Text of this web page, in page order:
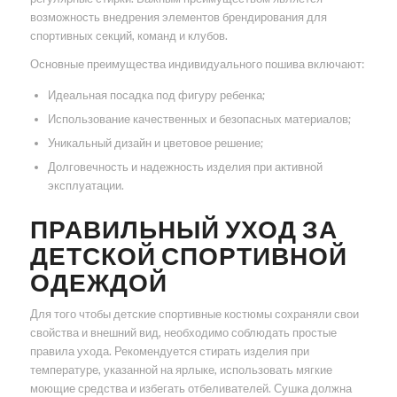
возможность внедрения элементов брендирования для
спортивных секций, команд и клубов.
Основные преимущества индивидуального пошива включают:
Идеальная посадка под фигуру ребенка;
Использование качественных и безопасных материалов;
Уникальный дизайн и цветовое решение;
Долговечность и надежность изделия при активной
эксплуатации.
ПРАВИЛЬНЫЙ УХОД ЗА
ДЕТСКОЙ СПОРТИВНОЙ
ОДЕЖДОЙ
Для того чтобы детские спортивные костюмы сохраняли свои
свойства и внешний вид, необходимо соблюдать простые
правила ухода. Рекомендуется стирать изделия при
температуре, указанной на ярлыке, использовать мягкие
моющие средства и избегать отбеливателей. Сушка должна